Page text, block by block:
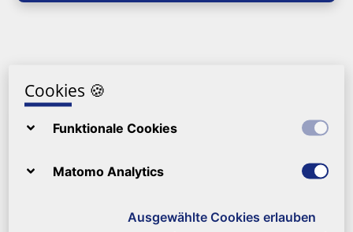
Cookies 🍪
Funktionale Cookies
Matomo Analytics
Ausgewählte Cookies erlauben